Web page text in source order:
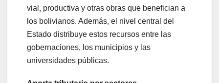
vial, productiva y otras obras que benefician a
los bolivianos. Además, el nivel central del
Estado distribuye estos recursos entre las
gobernaciones, los municipios y las
universidades públicas.